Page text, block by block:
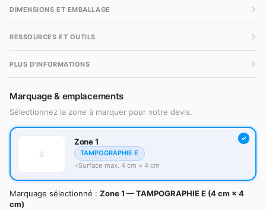
DIMENSIONS ET EMBALLAGE
RESSOURCES ET OUTILS
PLUS D'INFORMATIONS
Marquage & emplacements
Sélectionnez la zone à marquer pour votre devis.
Zone 1
TAMPOGRAPHIE E
Surface max. 4 cm × 4 cm
Marquage sélectionné : Zone 1 — TAMPOGRAPHIE E (4 cm × 4
cm)